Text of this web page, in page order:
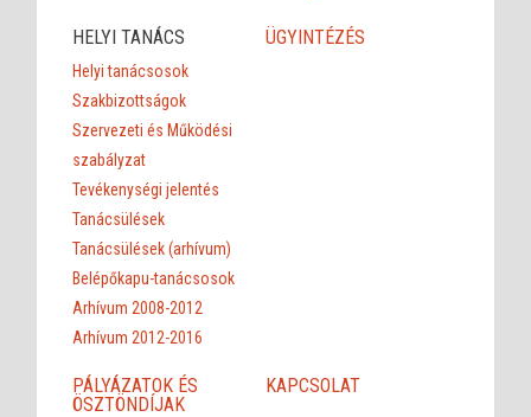
HELYI TANÁCS
Helyi tanácsosok
Szakbizottságok
Szervezeti és Működési
szabályzat
Tevékenységi jelentés
Tanácsülések
Tanácsülések (arhívum)
Belépőkapu-tanácsosok
Arhívum 2008-2012
Arhívum 2012-2016
ÜGYINTÉZÉS
PÁLYÁZATOK ÉS
ÖSZTÖNDÍJAK
KAPCSOLAT